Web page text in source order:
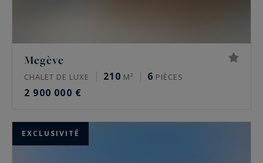
Megève
CHALET DE LUXE 210 M² 6 PIÈCES
2 900 000 €
EXCLUSIVITÉ